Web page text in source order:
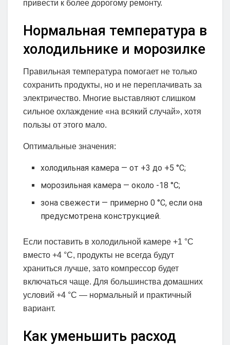
привести к более дорогому ремонту.
Нормальная температура в
холодильнике и морозилке
Правильная температура помогает не только
сохранить продукты, но и не переплачивать за
электричество. Многие выставляют слишком
сильное охлаждение «на всякий случай», хотя
пользы от этого мало.
Оптимальные значения:
холодильная камера — от +3 до +5 °C;
морозильная камера — около -18 °C;
зона свежести — примерно 0 °C, если она
предусмотрена конструкцией.
Если поставить в холодильной камере +1 °C
вместо +4 °C, продукты не всегда будут
храниться лучше, зато компрессор будет
включаться чаще. Для большинства домашних
условий +4 °C — нормальный и практичный
вариант.
Как уменьшить расход